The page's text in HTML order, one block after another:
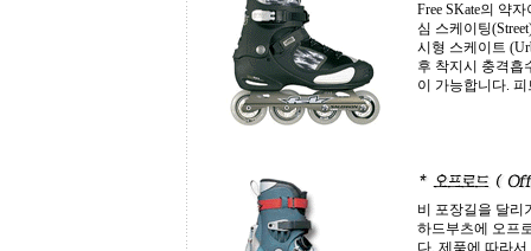
Free SKate의 약
심 스케이팅
시형 스케이트
후 착지시 충격흡
이 가능합니다.
비 포장길을 달리
하드부츠에 오프
다. 제품에 따라